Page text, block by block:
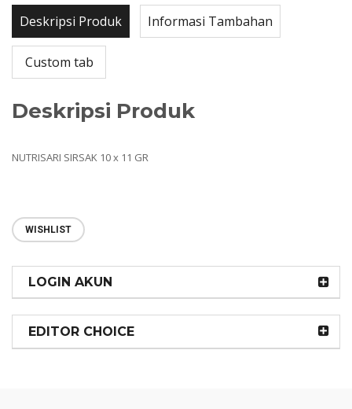
Deskripsi Produk Informasi Tambahan
Custom tab
Deskripsi Produk
NUTRISARI SIRSAK 10 x 11 GR
WISHLIST
LOGIN AKUN
EDITOR CHOICE